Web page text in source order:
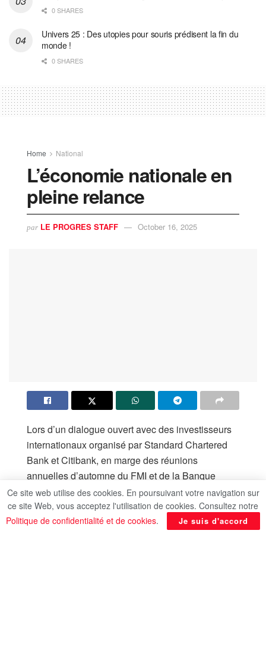
0 SHARES
Univers 25 : Des utopies pour souris prédisent la fin du
monde !
0 SHARES
Home National
L’économie nationale en
pleine relance
par LE PROGRES STAFF October 16, 2025
Lors d’un dialogue ouvert avec des investisseurs
internationaux organisé par Standard Chartered
Bank et Citibank, en marge des réunions
annuelles d’automne du FMI et de la Banque
mondiale à Washington, le ministre égyptien des
Finances, Ahmed Kouchouk, a affirmé que
l’économie égyptienne poursuit sa croissance,
Ce site web utilise des cookies. En poursuivant votre navigation sur
ce site Web, vous acceptez l'utilisation de cookies. Consultez notre
Politique de confidentialité et de cookies. Je suis d'accord